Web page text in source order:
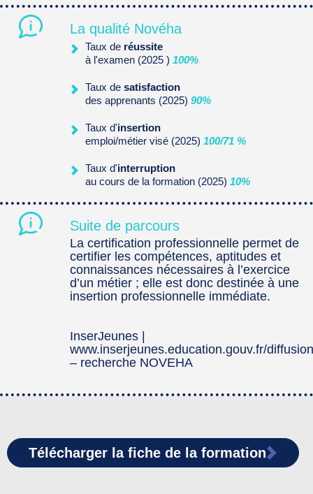
La qualité Novéha
Taux de réussite
à l'examen (2025 )100%
Taux desatisfaction
des apprenants (2025)90%
Taux d'insertion
emploi/métier visé (2025)100/71 %
Taux d'interruption
au cours de la formation (2025)10%
Suite de parcours
La certification professionnelle permet de
certifier les compétences, aptitudes et
connaissances nécessaires à l’exercice
d’un métier ; elle est donc destinée à une
insertion professionnelle immédiate.
InserJeunes |
www.inserjeunes.education.gouv.fr/diffusion
– recherche NOVEHA
Télécharger la fiche de la formation